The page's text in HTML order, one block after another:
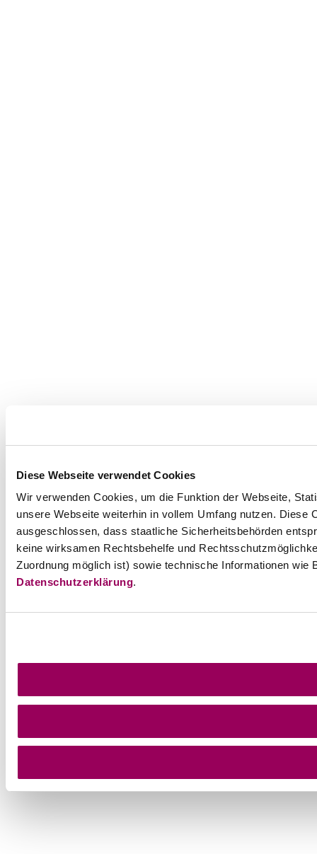
Diese Webseite verwendet Cookies
Wir verwenden Cookies, um die Funktion der Webseite,
unsere Webseite weiterhin in vollem Umfang nutzen.
ausgeschlossen, dass staatliche Sicherheitsbehörden
keine wirksamen Rechtsbehelfe und
Zuordnung möglich ist) sowie technische Informationen
Datenschutzerklärung.